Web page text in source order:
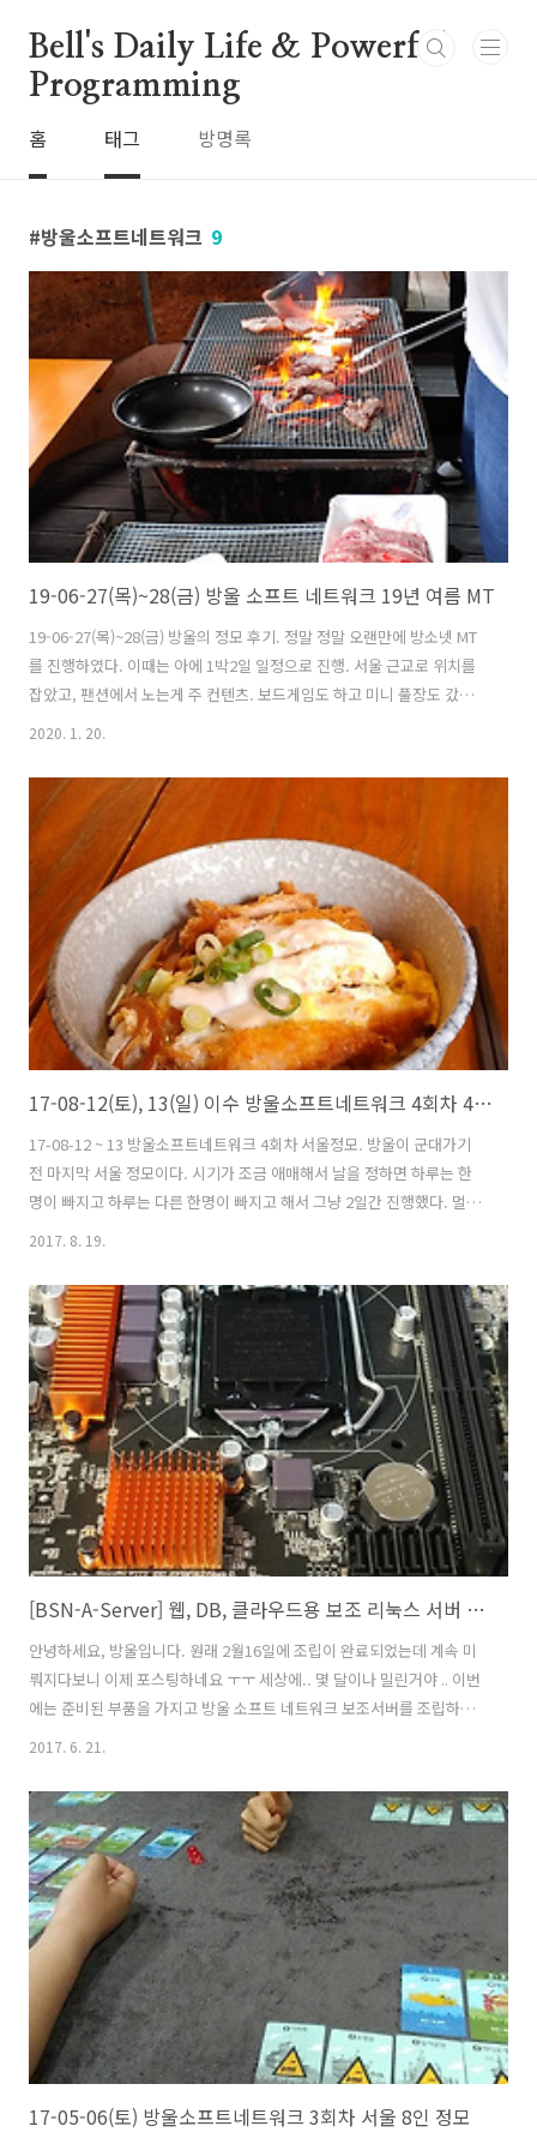
Bell's Daily Life & Powerful
Programming
홈 태그 방명록
방울소프트네트워크 9
19-06-27(목)~28(금) 방울 소프트 네트워크 19년 여름 MT
19-06-27(목)~28(금) 방울의 정모 후기. 정말 정말 오랜만에 방소넷 MT
를 진행하였다. 이때는 아에 1박2일 일정으로 진행. 서울 근교로 위치를
잡았고, 팬션에서 노는게 주 컨텐츠. 보드게임도 하고 미니 풀장도 갔었
는데 다 얼굴 나온 사진들이라 편집하기 귀찮아서 그냥 뺐습니당 ^__^
2020. 1. 20.
17-08-12(토), 13(일) 이수 방울소프트네트워크 4회차 4인 서울정모
17-08-12 ~ 13 방울소프트네트워크 4회차 서울정모. 방울이 군대가기
전 마지막 서울 정모이다. 시기가 조금 애매해서 날을 정하면 하루는 한
명이 빠지고 하루는 다른 한명이 빠지고 해서 그냥 2일간 진행했다. 멀리
서 오는 클턴이 하루만 있다가 바로 가기도 그렇고 해서. 12일 정모 스타
나 그곳에서 정모를 진행했다. 카탄으로 시작. 뽑기하면 기사카드만 나오
는 ;; 이때 다 이긴게임을 던져서 3턴인가 지연시켜버렸다지? 그 다음 게
임은 미니빌 ! 이건 확장판이다. 전차상이 한 숫자에 대한 투자를 했는데
그 투자가 성공하여 11~13? 뽑을때마다 30 코인이 ;; 그래서 후반에 겜
터지고 ㅋㅋㅋ 저녁은 스파게티집에서 스파게티 한사바리. 클턴이..
2017. 8. 19.
[BSN-A-Server] 웹, DB, 클라우드용 보조 리눅스 서버 조립
안녕하세요, 방울입니다. 원래 2월16일에 조립이 완료되었는데 계속 미
뤄지다보니 이제 포스팅하네요 ㅜㅜ 세상에.. 몇 달이나 밀린거야 .. 이번
에는 준비된 부품을 가지고 방울 소프트 네트워크 보조서버를 조립하려
고 합니다. 방울 소프트 네트워크 보조서버PC 사양은 아래 링크를 참고
[구매후기] WD 2TB PURPLE WD20PURX (SATA3/64M) / CCTV, 영상
장비에 특화된 서버용 하드! 2017/06/06 - [Review & Info/IT &
Electronics] - [구매후기] 2MONS 서버 2U D400 에코 / 저렴한 2U 서
버마운트 2017/06/20 - [Review & Inf..
2017. 6. 21.
17-05-06(토) 방울소프트네트워크 3회차 서울 8인 정모